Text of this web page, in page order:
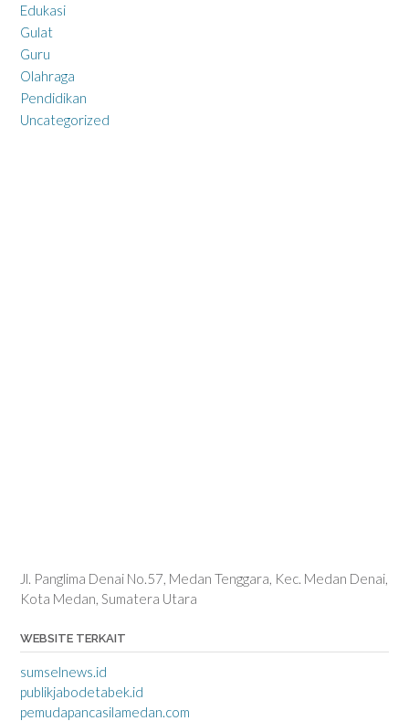
Edukasi
Gulat
Guru
Olahraga
Pendidikan
Uncategorized
Jl. Panglima Denai No.57, Medan Tenggara, Kec. Medan Denai,
Kota Medan, Sumatera Utara
WEBSITE TERKAIT
sumselnews.id
publikjabodetabek.id
pemudapancasilamedan.com